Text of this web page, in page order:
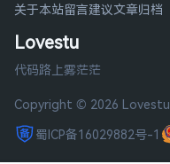
关于本站留言建议文章归档
Lovestu
代码路上雾茫茫
Copyright © 2026 Lovestu
蜀ICP备16029882号-1